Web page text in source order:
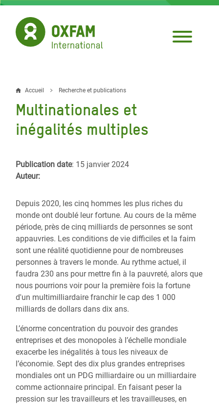
Aller
contenu
principal
Fil
d'Ariane
Accueil Recherche et publications
Multinationales et
inégalités multiples
Publication date: 15 janvier 2024
Auteur:
Depuis 2020, les cinq hommes les plus riches du
monde ont doublé leur fortune. Au cours de la même
période, près de cinq milliards de personnes se sont
appauvries. Les conditions de vie difficiles et la faim
sont une réalité quotidienne pour de nombreuses
personnes à travers le monde. Au rythme actuel, il
faudra 230 ans pour mettre fin à la pauvreté, alors que
nous pourrions voir pour la première fois la fortune
d'un multimilliardaire franchir le cap des 1 000
milliards de dollars dans dix ans.
L’énorme concentration du pouvoir des grandes
entreprises et des monopoles à l’échelle mondiale
exacerbe les inégalités à tous les niveaux de
l’économie. Sept des dix plus grandes entreprises
mondiales ont un PDG milliardaire ou un milliardaire
comme actionnaire principal. En faisant peser la
pression sur les travailleurs et les travailleuses, en